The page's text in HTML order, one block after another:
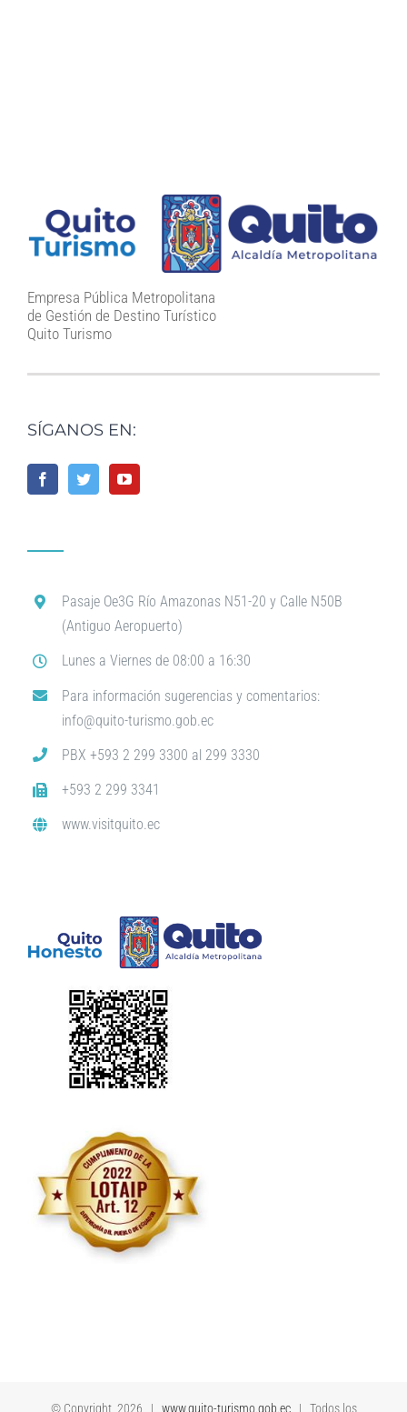
Empresa Pública Metropolitana
de Gestión de Destino Turístico
Quito Turismo
SÍGANOS EN:
Pasaje Oe3G Río Amazonas N51-20 y Calle N50B
(Antiguo Aeropuerto)
Lunes a Viernes de 08:00 a 16:30
Para información sugerencias y comentarios:
info@quito-turismo.gob.ec
PBX +593 2 299 3300 al 299 3330
+593 2 299 3341
www.visitquito.ec
© Copyright 2026 | www.quito-turismo.gob.ec| Todos los